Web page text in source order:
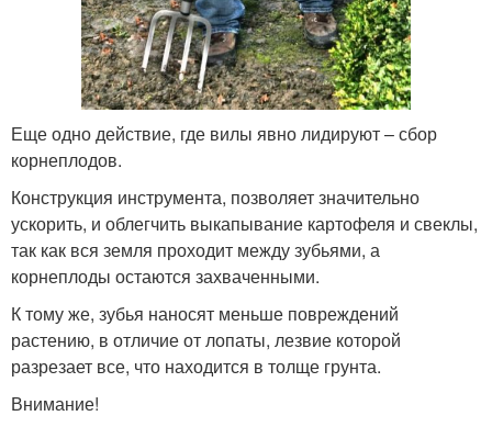
Еще одно действие, где вилы явно лидируют – сбор
корнеплодов.
Конструкция инструмента, позволяет значительно
ускорить, и облегчить выкапывание картофеля и свеклы,
так как вся земля проходит между зубьями, а
корнеплоды остаются захваченными.
К тому же, зубья наносят меньше повреждений
растению, в отличие от лопаты, лезвие которой
разрезает все, что находится в толще грунта.
Внимание!